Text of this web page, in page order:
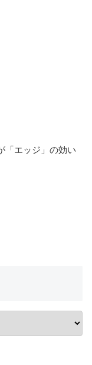
「エッジ」の効い